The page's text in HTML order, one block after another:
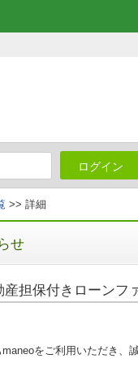
ログイン
>> 詳細
せ
産担保付きローンフ
maneoをご利用いただき、